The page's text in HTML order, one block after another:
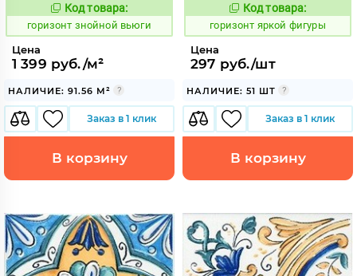
300889
Код товара:
горизонт знойной вьюги
Цена
1 399 руб./м²
НАЛИЧИЕ: 91.56 М²
Заказ в 1 клик
В корзину
303990
Код товара:
горизонт яркой фигуры
Цена
297 руб./шт
НАЛИЧИЕ: 51 ШТ
Заказ в 1 клик
В корзину